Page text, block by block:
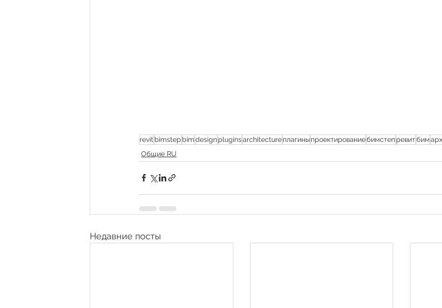
revit bimstep bimdesignpluginsarchitectureплагиныпроектированиебимстеп ревитбим
Общие RU
Недавние посты